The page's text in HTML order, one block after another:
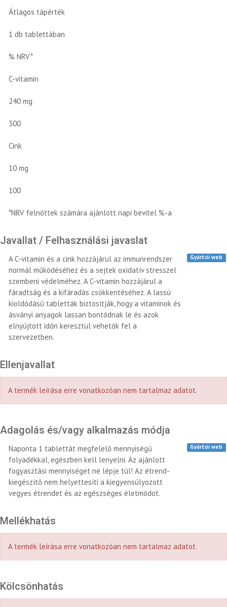
Átlagos tápérték
1 db tablettában
% NRV*
C-vitamin
240 mg
300
Cink
10 mg
100
*NRV felnőttek számára ajánlott napi bevitel %-a
Javallat / Felhasználási javaslat
A C-vitamin és a cink hozzájárul az immunrendszer
normál működéséhez és a sejtek oxidatív stresszel
szembeni védelméhez. A C-vitamin hozzájárul a
fáradtság és a kifáradás csökkentéséhez. A lassú
kioldódású tabletták biztosítják, hogy a vitaminok és
ásványi anyagok lassan bontódnak le és azok
elnyújtott időn keresztül vehetők fel a
szervezetben.
Gyártói web
Ellenjavallat
A termék leírása erre vonatkozóan nem tartalmaz adatot.
Adagolás és/vagy alkalmazás módja
Naponta 1 tablettát megfelelő mennyiségű
folyadékkal, egészben kell lenyelni. Az ajánlott
fogyasztási mennyiséget ne lépje túl! Az étrend-
kiegészítő nem helyettesíti a kiegyensúlyozott
vegyes étrendet és az egészséges életmódot.
Gyártói web
Mellékhatás
A termék leírása erre vonatkozóan nem tartalmaz adatot.
Kölcsönhatás